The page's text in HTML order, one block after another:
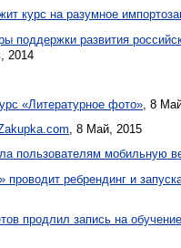
курс на разумное
развития
2014
«Литературное фото» , 8
, 8 Май, 2015
пользователям мобильную
проводит ребрендинг и
продлил запись на